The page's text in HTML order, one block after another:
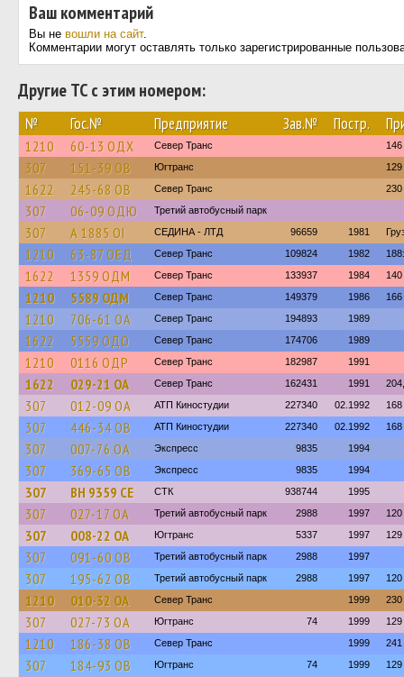
Ваш комментарий
Вы не вошли на сайт.
Комментарии могут оставлять только зарегистрированные
Другие ТС с этим номером:
№ Гос.№ Предприятие Зав.№ Постр.
1210 60-13 ОДХ Север Транс 146
307 151-39 ОВ Югтранс 129
1622 245-68 ОВ Север Транс 230
307 06-09 ОДЮ Третий автобусный парк
307 А 1885 ОІ СЕДИНА - ЛТД 96659 1981
1210 63-87 ОЕД Север Транс 109824 1982
1622 1359 ОДМ Север Транс 133937 1984 140
1210 5589 ОДМ Север Транс 149379 1986 166
1210 706-61 ОА Север Транс 194893 1989
1622 5559 ОДО Север Транс 174706 1989
1210 0116 ОДР Север Транс 182987 1991
1622 029-21 ОА Север Транс 162431 1991
307 012-09 ОА АТП Киностудии 227340 02.1992 168
307 446-34 ОВ АТП Киностудии 227340 02.1992 168
307 007-76 ОА Экспресс 9835 1994
307 369-65 ОВ Экспресс 9835 1994
307 BH 9359 CE СТК 938744 1995
307 027-17 ОА Третий автобусный парк 2988 1997 120
307 008-22 ОА Югтранс 5337 1997 129
307 091-60 ОВ Третий автобусный парк 2988 1997
307 195-62 ОВ Третий автобусный парк 2988 1997 120
1210 010-32 ОА Север Транс 1999 230
307 027-73 ОА Югтранс 74 1999 129
1210 186-38 ОВ Север Транс 1999 241
307 184-93 ОВ Югтранс 74 1999 129